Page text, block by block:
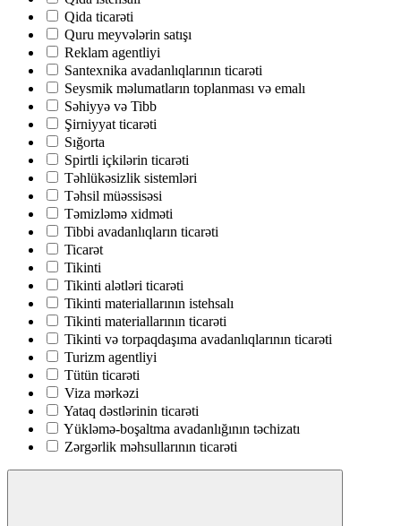
Qida ticarəti
Quru meyvələrin satışı
Reklam agentliyi
Santexnika avadanlıqlarının ticarəti
Seysmik məlumatların toplanması və emalı
Səhiyyə və Tibb
Şirniyyat ticarəti
Sığorta
Spirtli içkilərin ticarəti
Təhlükəsizlik sistemləri
Təhsil müəssisəsi
Təmizləmə xidməti
Tibbi avadanlıqların ticarəti
Ticarət
Tikinti
Tikinti alətləri ticarəti
Tikinti materiallarının istehsalı
Tikinti materiallarının ticarəti
Tikinti və torpaqdaşıma avadanlıqlarının ticarəti
Turizm agentliyi
Tütün ticarəti
Viza mərkəzi
Yataq dəstlərinin ticarəti
Yükləmə-boşaltma avadanlığının təchizatı
Zərgərlik məhsullarının ticarəti